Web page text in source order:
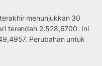
menunjukkan 30
terendah 2.528,6700. Ini
Perubahan untuk